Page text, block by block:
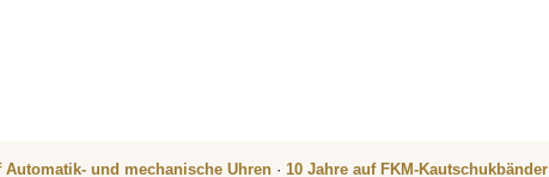
Automatik- und mechanische Uhren· 10 Jahre auf FKM-Kautschukbänder